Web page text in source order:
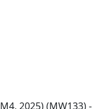
2025) (MW133) -